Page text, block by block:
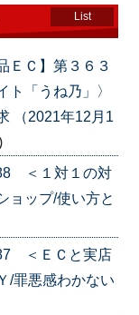
List
ＥＣ】第３６３
「うね乃」〉
（2021年12月1
＜１対１の対
ョップ/使い方と
＜ＥＣと実店
/罪悪感わかない